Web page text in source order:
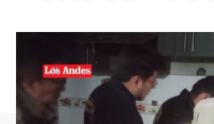
Diario los Andes
Nosotros